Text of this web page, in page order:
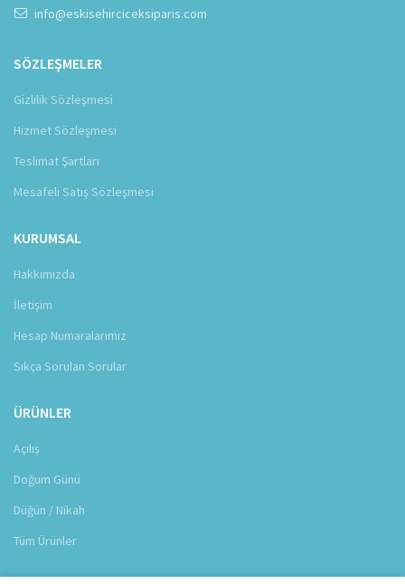
info@eskisehirciceksiparis.com
SÖZLEŞMELER
Gizlilik Sözleşmesi
Hizmet Sözleşmesi
Teslimat Şartları
Mesafeli Satış Sözleşmesi
KURUMSAL
Hakkımızda
İletişim
Hesap Numaralarımız
Sıkça Sorulan Sorular
ÜRÜNLER
Açılış
Doğum Günü
Düğün / Nikah
Tüm Ürünler